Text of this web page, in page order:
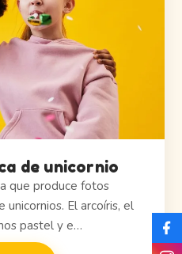
de unicornio
que produce fotos
unicornios. El arcoíris, el
pastel y e…